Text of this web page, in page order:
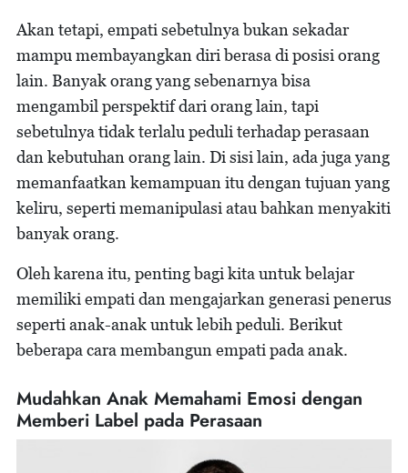
Akan tetapi, empati sebetulnya bukan sekadar
mampu membayangkan diri berasa di posisi orang
lain. Banyak orang yang sebenarnya bisa
mengambil perspektif dari orang lain, tapi
sebetulnya tidak terlalu peduli terhadap perasaan
dan kebutuhan orang lain. Di sisi lain, ada juga yang
memanfaatkan kemampuan itu dengan tujuan yang
keliru, seperti memanipulasi atau bahkan menyakiti
banyak orang.
Oleh karena itu, penting bagi kita untuk belajar
memiliki empati dan mengajarkan generasi penerus
seperti anak-anak untuk lebih peduli. Berikut
beberapa cara membangun empati pada anak.
Mudahkan Anak Memahami Emosi dengan
Memberi Label pada Perasaan